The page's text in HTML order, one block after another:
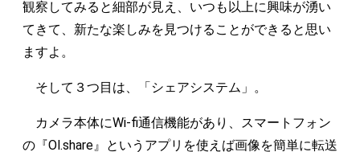
観察してみると細部が見え、いつも以上に興味が湧い
てきて、新たな楽しみを見つけることができると思い
ますよ。
そして３つ目は、「シェアシステム」。
カメラ本体にWi-fi通信機能があり、スマートフォン
の『Ol.share』というアプリを使えば画像を簡単に転送